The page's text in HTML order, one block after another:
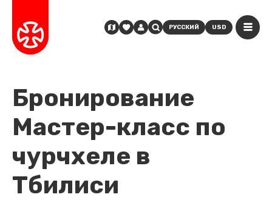
РУССКИЙ USD
Бронирование
Мастер-класс по
чурчхеле в
Тбилиси